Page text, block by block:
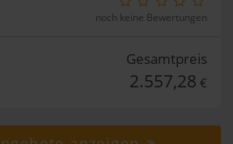
noch keine Bewertungen
Gesamtpreis
2.557,28 €